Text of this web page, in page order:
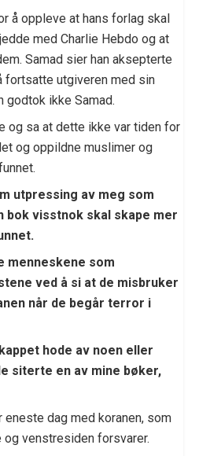
å oppleve at hans forlag skal
med Charlie Hebdo og at
Samad sier han aksepterte
fortsatte utgiveren med sin
godtok ikke Samad.
og sa at dette ikke var tiden for
og oppildne muslimer og
utpressing av meg som
bok visstnok skal skape mer
menneskene som
ved å si at de misbruker
når de begår terror i
hode av noen eller
siterte en av mine bøker,
dag med koranen, som
og venstresiden forsvarer.